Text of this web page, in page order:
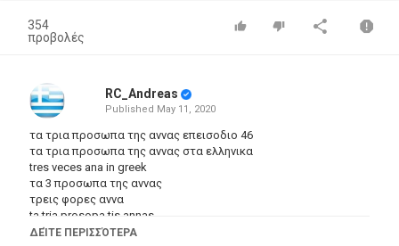
354
προβολές
RC_Andreas
Published May 11, 2020
τα τρια προσωπα της αννας επεισοδιο 46
τα τρια προσωπα της αννας στα ελληνικα
tres veces ana in greek
τα 3 προσωπα της αννας
τρεις φορες αννα
ta tria prosopa tis annas
ta 3 prosopo tis annas epeisodia
ΔΕΊΤΕ ΠΕΡΙΣΣΌΤΕΡΑ